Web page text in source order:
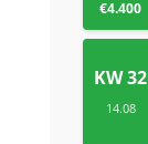
€4.400
KW 32
14.08